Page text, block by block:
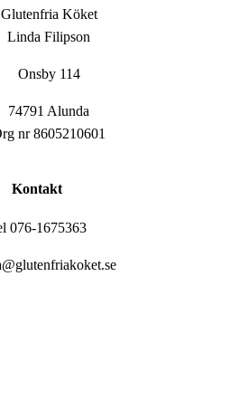
Glutenfria Köket
Linda Filipson
Onsby 114
74791 Alunda
nr 8605210601
Kontakt
076-1675363